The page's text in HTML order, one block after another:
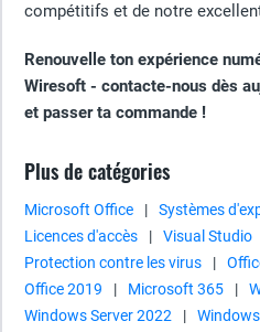
compétitifs et de notre
Renouvelle ton expérience
Wiresoft - contacte-nous dès
et passer ta commande !
Plus de catégories
Microsoft Office | Systèmes
Licences d'accès
| Visual Studio
Protection contre les virus
|
Office 2019
| Microsoft 365 |
Windows Server 2022
|